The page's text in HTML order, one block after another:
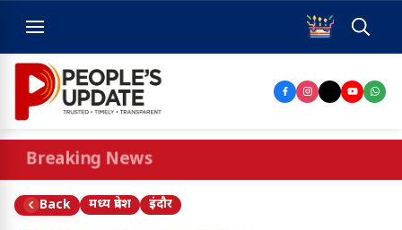
Breaking News
Back मध्य प्रदेश इंदौर